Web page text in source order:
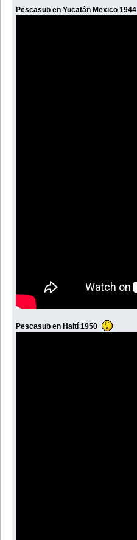
Pescasub en Yucatán Mexico 1944
Pescasub en Haití 1950